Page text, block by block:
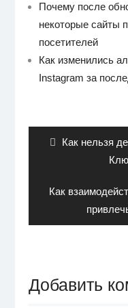
Почему после
некоторые сайты
посетителей
Как изменились
Instagram за
записямPrevious
Как нельзя
Next
Как
Добавить